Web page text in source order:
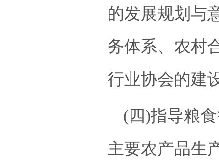
的发展规划与
务体系、农村
行业协会的建
(四)指导粮
主要农产品生